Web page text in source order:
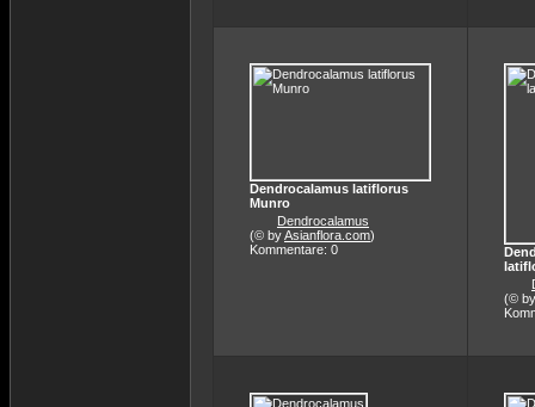
Dendrocalamus latiflorus
Munro
Dendrocalamus
(© byAsianflora.com)
Kommentare: 0
(©